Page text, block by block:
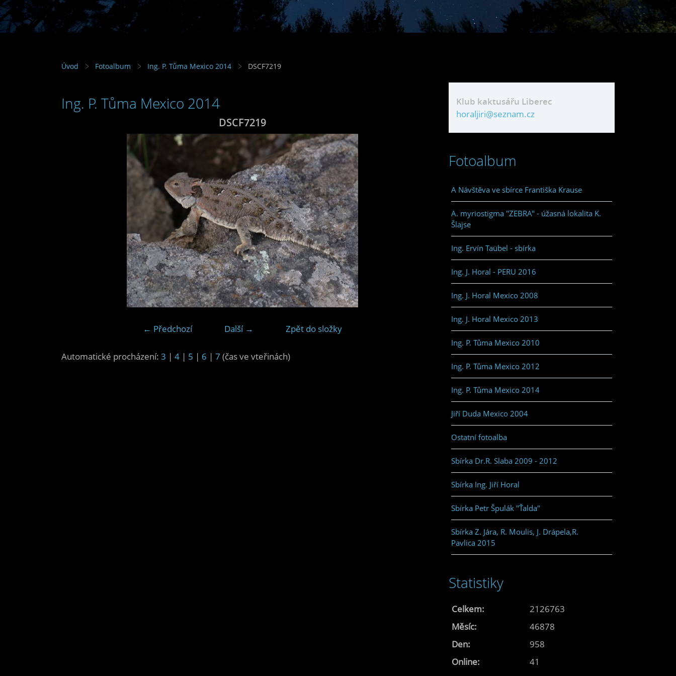
Úvod Fotoalbum Ing. P. Tůma Mexico 2014 DSCF7219
Ing. P. Tůma Mexico 2014
DSCF7219
← Předchozí Další → Zpět do složky
Automatické procházení: 3 | 4 | 5 | 6 | 7 (čas ve vteřinách)
Klub kaktusářu Liberec
horaljiri@seznam.cz
Fotoalbum
A Návštěva ve sbírce Františka Krause
A. myriostigma "ZEBRA" - úžasná lokalita K.
Šlajse
Ing. Ervín Taübel - sbírka
Ing. J. Horal - PERU 2016
Ing. J. Horal Mexico 2008
Ing. J. Horal Mexico 2013
Ing. P. Tůma Mexico 2010
Ing. P. Tůma Mexico 2012
Ing. P. Tůma Mexico 2014
Jiří Duda Mexico 2004
Ostatní fotoalba
Sbírka Dr.R. Slaba 2009 - 2012
Sbírka Ing. Jiří Horal
Sbírka Petr Špulák "Ťalda"
Sbírka Z. Jára, R. Moulis, J. Drápela,R.
Pavlica 2015
Statistiky
Online: 41
Celkem:
2126763
Měsíc:
46878
Den:
958